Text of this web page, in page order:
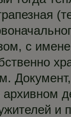
с
архивном
и